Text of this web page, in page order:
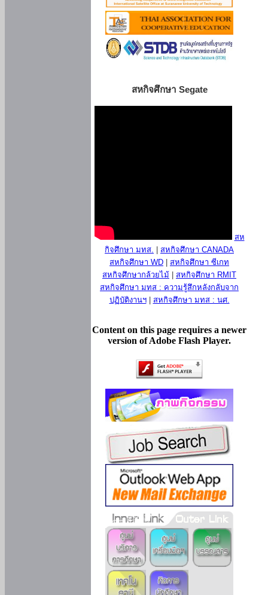
สหกิจศึกษา Segate
สห
กิจศึกษา มทส.
สหกิจศึกษา CANADA
สหกิจศึกษา WD
สหกิจศึกษา ซีเกท
สหกิจศึกษากล้วยไม้
สหกิจศึกษา RMIT
สหกิจศึกษา มทส : ความรู้สึกหลังกลับจาก
ปฏิบัติงานฯ| สหกิจศึกษา มทส : นศ.
Content on this page requires a newer
version of Adobe Flash Player.